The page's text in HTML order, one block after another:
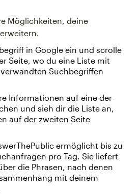
Möglichkeiten, deine
in Google ein und scrolle
Seite, wo du eine Liste mit
Suchbegriffen
Informationen auf eine der
und sieh dir die Liste an,
auf der zweiten Seite
ermöglicht bis zu
pro Tag. Sie liefert
die Phrasen, nach denen
mit deinem